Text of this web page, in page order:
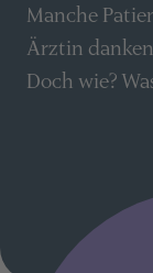
Manche
Ärztin
Doch wie?